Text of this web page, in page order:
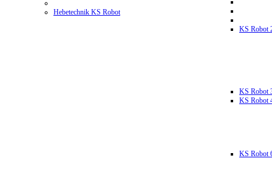
Hebetechnik KS Robot
KS Robot
KS Robot
KS Robot
KS Robot